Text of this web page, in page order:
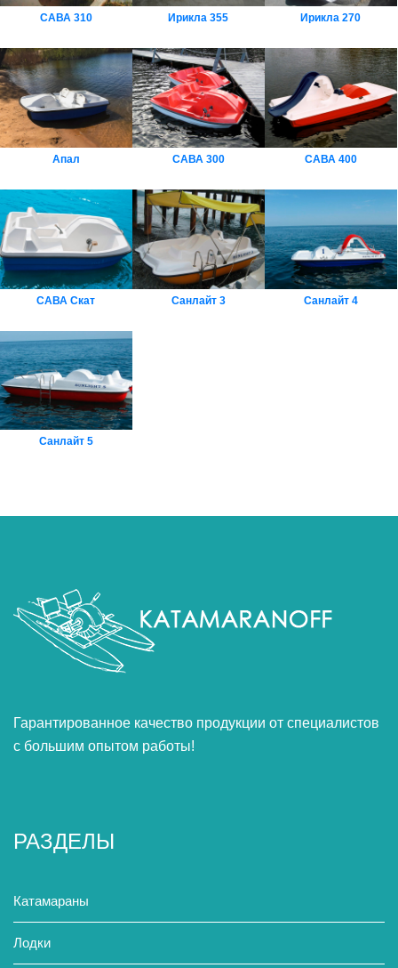
САВА 310 Ирикла 355 Ирикла 270
Апал САВА 300 САВА 400
САВА Скат Санлайт 3 Санлайт 4
Санлайт 5
Гарантированное качество продукции от специалистов
с большим опытом работы!
РАЗДЕЛЫ
Катамараны
Лодки